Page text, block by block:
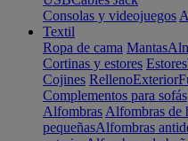
Consolas y videojuegos
Textil
Ropa de cama Mantas
Cortinas y estores Estores
Cojines RellenoExterior
Complementos para sofás
Alfombras Alfombras de
pequeñasAlfombras